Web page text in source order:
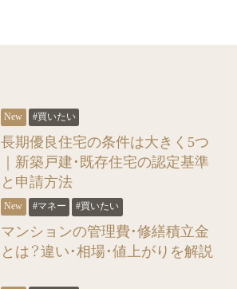
#買いたい
長期優良住宅の条件は大きく5つ
｜新築戸建・既存住宅の認定基準
と申請方法
#マネー #買いたい
マンションの管理費・修繕積立金
とは？違い・相場・値上がりを解説